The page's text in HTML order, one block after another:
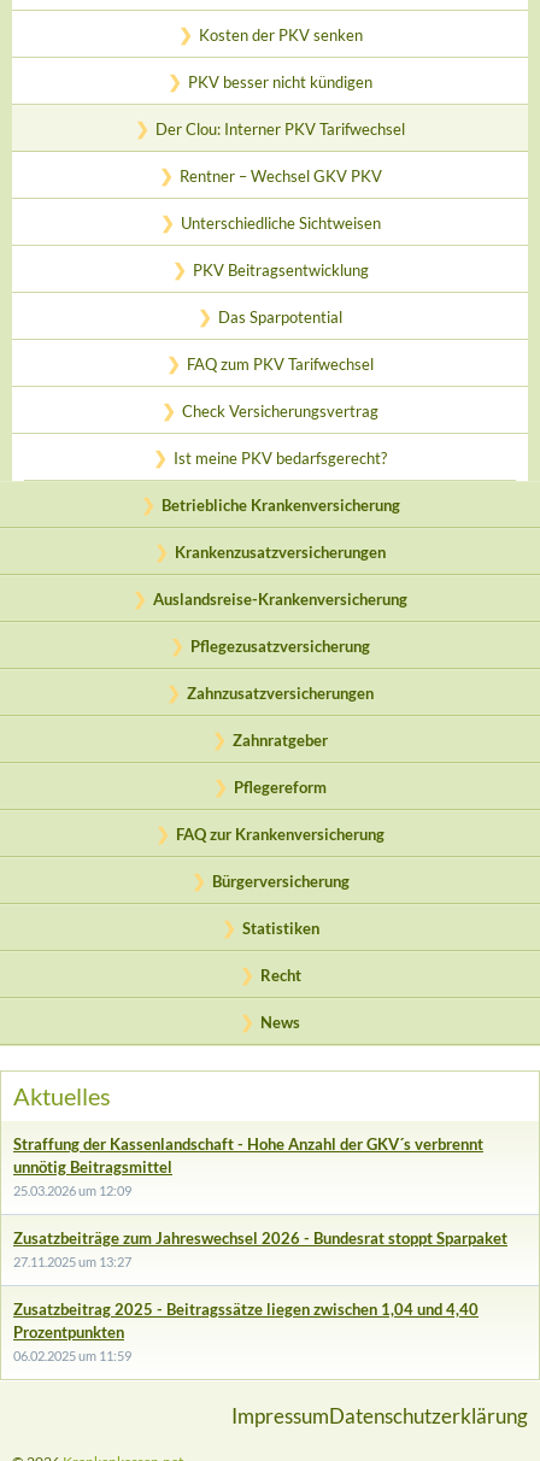
Kosten der PKV senken
PKV besser nicht kündigen
Der Clou: Interner PKV Tarifwechsel
Rentner – Wechsel GKV PKV
Unterschiedliche Sichtweisen
PKV Beitragsentwicklung
Das Sparpotential
FAQ zum PKV Tarifwechsel
Check Versicherungsvertrag
Ist meine PKV bedarfsgerecht?
Betriebliche Krankenversicherung
Krankenzusatzversicherungen
Auslandsreise-Krankenversicherung
Pflegezusatzversicherung
Zahnzusatzversicherungen
Zahnratgeber
Pflegereform
FAQ zur Krankenversicherung
Bürgerversicherung
Statistiken
Recht
News
Aktuelles
Straffung der Kassenlandschaft - Hohe Anzahl der GKV´s verbrennt
unnötig Beitragsmittel
25.03.2026 um 12:09
Zusatzbeiträge zum Jahreswechsel 2026 - Bundesrat stoppt Sparpaket
27.11.2025 um 13:27
Zusatzbeitrag 2025 - Beitragssätze liegen zwischen 1,04 und 4,40
Prozentpunkten
06.02.2025 um 11:59
ImpressumDatenschutzerklärung